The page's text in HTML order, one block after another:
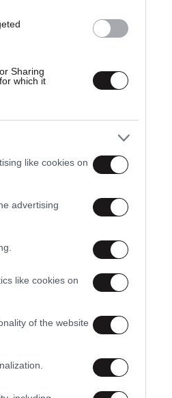
Sharing
which it
like cookies on
advertising
like cookies on
of the website
στη
κάνουμε
με